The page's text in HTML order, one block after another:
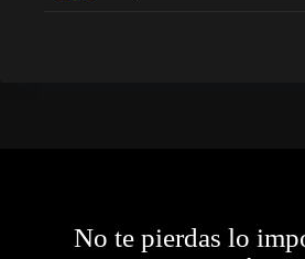
No te pierdas lo